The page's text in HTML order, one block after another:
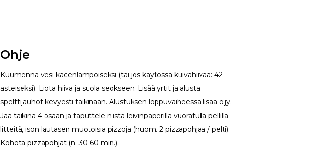
Ohje
Kuumenna vesi kädenlämpöiseksi (tai jos käytössä kuivahiivaa: 42
asteiseksi). Liota hiiva ja suola seokseen. Lisää yrtit ja alusta
spelttijauhot kevyesti taikinaan. Alustuksen loppuvaiheessa lisää öljy.
Jaa taikina 4 osaan ja taputtele niistä leivinpaperilla vuoratulla pellillä
litteitä, ison lautasen muotoisia pizzoja (huom. 2 pizzapohjaa / pelti).
Kohota pizzapohjat (n. 30-60 min.).